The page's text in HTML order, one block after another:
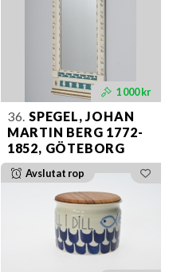
1 000 kr
36. SPEGEL, JOHAN
MARTIN BERG 1772-
1852, GÖTEBORG
Avslutat rop